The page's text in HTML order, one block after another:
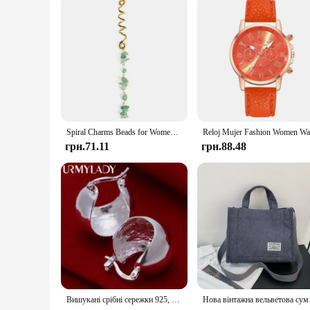
design and comfort, they are sure to be a hit among
Spiral Charms Beads for Women Colored Crystal Stone Braids Barretts Hair Beads Jewelry Vintage Hairpin Dreadlock Accessories
грн.71.11 грн.88.48
Вишукані срібні сережки 925, весільні високоякісні популярні вироби, модні жіночі вечірні сережки, ювелірні вироби Нова вінтажна